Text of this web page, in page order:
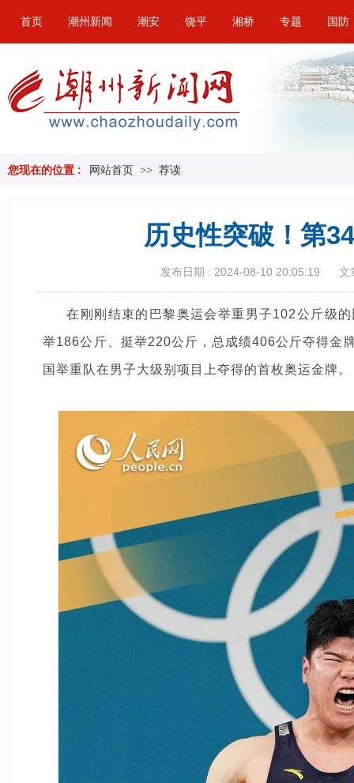
首页 潮州新闻 潮安 饶平 湘桥 专题 国防
您现在的位置 : 网站首页 >> 荐读
历史性突破！第
发布日期 : 2024-08-10 20:05:19 文
在刚刚结束的巴黎奥运会举重男子102公斤级
举186公斤、挺举220公斤，总成绩406公斤夺得金
国举重队在男子大级别项目上夺得的首枚奥运金牌。